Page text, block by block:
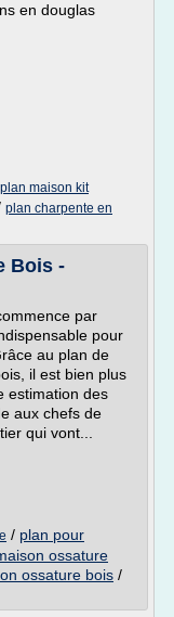
en douglas
plan maison kit
plan charpente en
Bois -
par
pour
au plan de
il est bien plus
estimation des
aux chefs de
qui vont...
/ plan pour
ossature
ossature bois /